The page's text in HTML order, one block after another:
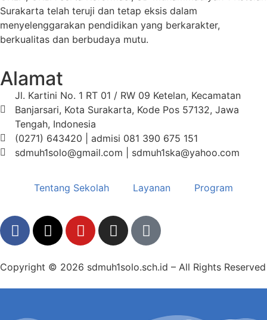
Surakarta telah teruji dan tetap eksis dalam
menyelenggarakan pendidikan yang berkarakter,
berkualitas dan berbudaya mutu.
Alamat
Jl. Kartini No. 1 RT 01 / RW 09 Ketelan, Kecamatan
Banjarsari, Kota Surakarta, Kode Pos 57132, Jawa
Tengah, Indonesia
(0271) 643420 | admisi 081 390 675 151
sdmuh1solo@gmail.com | sdmuh1ska@yahoo.com
Tentang Sekolah Layanan Program
Copyright © 2026 sdmuh1solo.sch.id – All Rights Reserved